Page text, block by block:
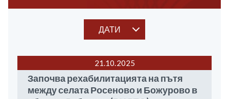
ДАТИ
21.10 2025
Започва рехабилитацията на пътя
между селата Росеново и Божурово в